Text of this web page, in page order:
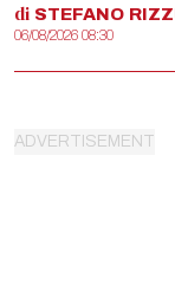
di STEFANO
06/08/2026 08:30